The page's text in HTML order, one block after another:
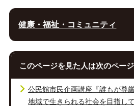
健康・福祉・コミュニティ
このページを見た人は次のペー
公民館市民企画講座『誰もが尊
地域で生きられる社会を目指し